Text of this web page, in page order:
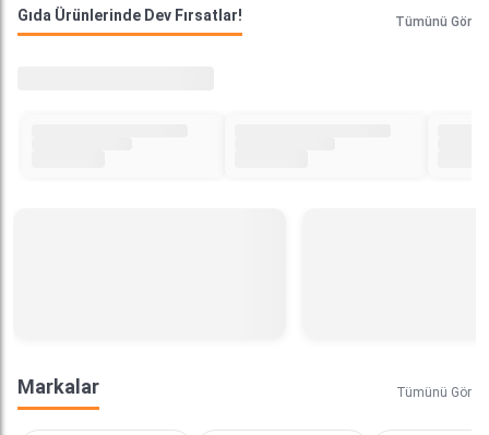
Gıda Ürünlerinde Dev Fırsatlar! Tümünü Gör
Markalar Tümünü Gör